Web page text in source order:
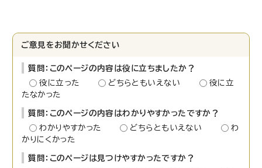
ご意見をお聞かせください
質問：このページの内容は役に立ちましたか？
役に立った
どちらともいえない
役に立
たなかった
質問：このページの内容はわかりやすかったですか？
わかりやすかった
どちらともいえない
わ
かりにくかった
質問：このページは見つけやすかったですか？